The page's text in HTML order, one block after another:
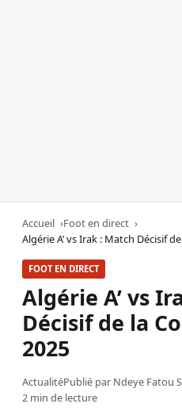
Accueil
Foot en direct
Algérie A’ vs Irak : Match Décisif
FOOT EN DIRECT
Algérie A’ vs
Décisif de la
2025
ActualitéPublié par Ndeye Fatou
2 min de lecture